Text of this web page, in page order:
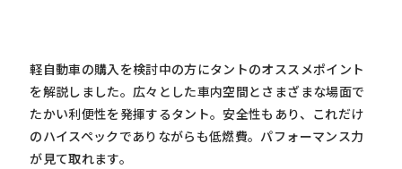
軽自動車の購入を検討中の方にタントのオススメポイント
を解説しました。広々とした車内空間とさまざまな場面で
たかい利便性を発揮するタント。安全性もあり、これだけ
のハイスペックでありながらも低燃費。パフォーマンス力
が見て取れます。